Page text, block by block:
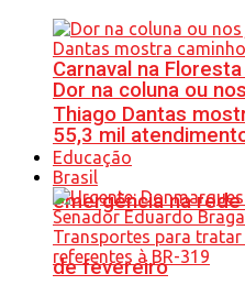
Carnaval na
55,3 mil
emergência na
de fevereiro
Dor na coluna ou
Thiago Dantas
Educação
Brasil